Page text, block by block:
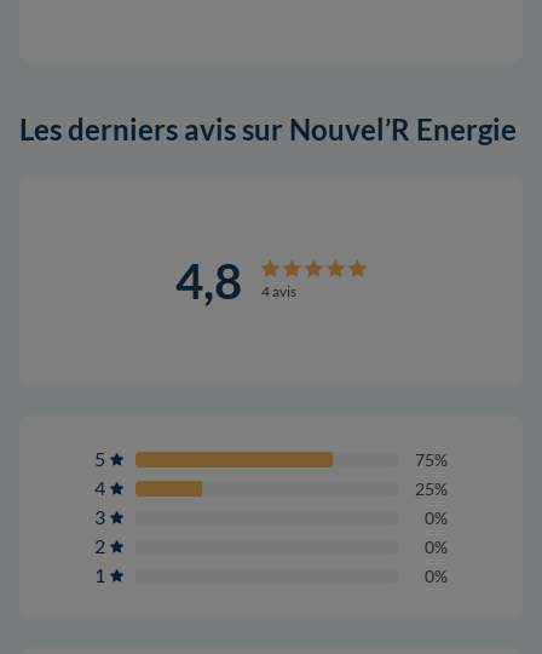
Les derniers avis sur Nouvel’R Energie
4,8 4 avis
5 75%
4 25%
3 0%
2 0%
1 0%